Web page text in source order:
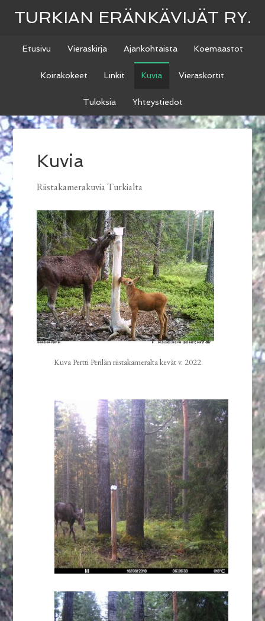
TURKIAN ERÄNKÄVIJÄT RY.
Etusivu Vieraskirja Ajankohtaista Koemaastot
Koirakokeet Linkit Kuvia Vieraskortit
Tuloksia Yhteystiedot
Kuvia
Riistakamerakuvia Turkialta
Kuva Pertti Perilän riistakameralta kevät v. 2022.